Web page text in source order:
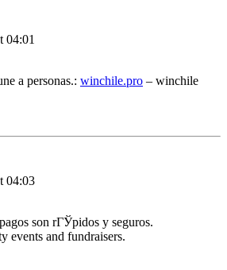
04:01
a personas.: winchile.pro – winchile
04:03
son rГЎpidos y seguros.
events and fundraisers.